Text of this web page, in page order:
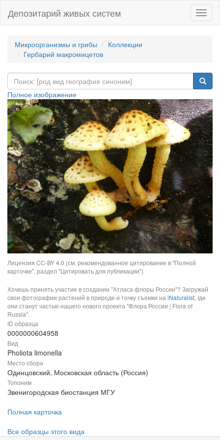
Депозитарий живых систем
Микроорганизмы и грибы
Коллекции
Гербарий макромицетов
Полное изображение
Лицензия CC-BY 4.0 (см. рекомендованное цитирование в "Полной
карточке", раздел "Цитировать для публикации")
Хочешь принять участие в создании "Атласа флоры России"? Загружай
свои фотографии растений в природе и точку съемки на iNaturalist, где
они станут частью нашего нового проекта "Флора России | Flora of
Russia".
ID образца
0000000604958
Вид
Pholiota limonella
Место сбора
Одинцовский, Московская область (Россия)
Топоним
Звенигородская биостанция МГУ
Полная карточка
Все образцы этого вида